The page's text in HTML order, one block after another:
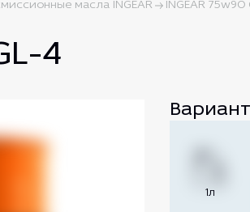
масла INGEAR INGEAR 75w90
4
1л